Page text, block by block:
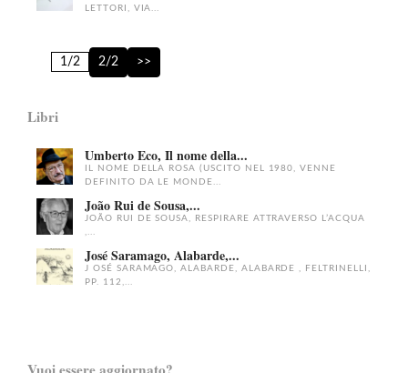
LETTORI, VIA...
1/2 2/2 >>
Libri
Umberto Eco, Il nome della...
IL NOME DELLA ROSA (USCITO NEL 1980, VENNE
DEFINITO DA LE MONDE...
João Rui de Sousa,...
JOÃO RUI DE SOUSA, RESPIRARE ATTRAVERSO L’ACQUA
,...
José Saramago, Alabarde,...
J OSÉ SARAMAGO, ALABARDE, ALABARDE , FELTRINELLI,
PP. 112,...